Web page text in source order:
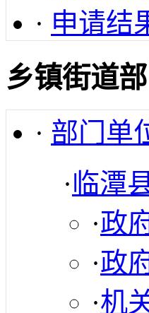
· 申请结
乡镇街道
· 部门单
·临潭
·政
·政
·机